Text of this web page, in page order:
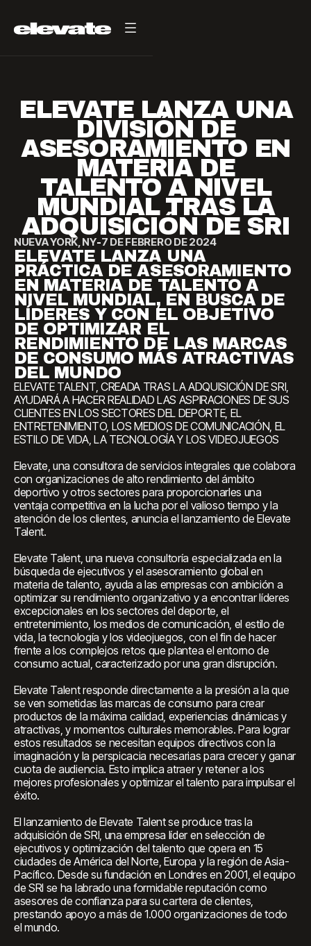
ELEVATE LANZA UNA
DIVISIÓN DE
ASESORAMIENTO EN
MATERIA DE
TALENTO A NIVEL
MUNDIAL TRAS LA
ADQUISICIÓN DE SRI
NUEVA YORK, NY-7 DE FEBRERO DE 2024
ELEVATE LANZA UNA
PRÁCTICA DE ASESORAMIENTO
EN MATERIA DE TALENTO A
NIVEL MUNDIAL, EN BUSCA DE
LÍDERES Y CON EL OBJETIVO
DE OPTIMIZAR EL
RENDIMIENTO DE LAS MARCAS
DE CONSUMO MÁS ATRACTIVAS
DEL MUNDO
ELEVATE TALENT, CREADA TRAS LA ADQUISICIÓN DE SRI,
AYUDARÁ A HACER REALIDAD LAS ASPIRACIONES DE SUS
CLIENTES EN LOS SECTORES DEL DEPORTE, EL
ENTRETENIMIENTO, LOS MEDIOS DE COMUNICACIÓN, EL
ESTILO DE VIDA, LA TECNOLOGÍA Y LOS VIDEOJUEGOS
Elevate, una consultora de servicios integrales que colabora
con organizaciones de alto rendimiento del ámbito
deportivo y otros sectores para proporcionarles una
ventaja competitiva en la lucha por el valioso tiempo y la
atención de los clientes, anuncia el lanzamiento de Elevate
Talent.
Elevate Talent, una nueva consultoría especializada en la
búsqueda de ejecutivos y el asesoramiento global en
materia de talento, ayuda a las empresas con ambición a
optimizar su rendimiento organizativo y a encontrar líderes
excepcionales en los sectores del deporte, el
entretenimiento, los medios de comunicación, el estilo de
vida, la tecnología y los videojuegos, con el fin de hacer
frente a los complejos retos que plantea el entorno de
consumo actual, caracterizado por una gran disrupción.
Elevate Talent responde directamente a la presión a la que
se ven sometidas las marcas de consumo para crear
productos de la máxima calidad, experiencias dinámicas y
atractivas, y momentos culturales memorables. Para lograr
estos resultados se necesitan equipos directivos con la
imaginación y la perspicacia necesarias para crecer y ganar
cuota de audiencia. Esto implica atraer y retener a los
mejores profesionales y optimizar el talento para impulsar el
éxito.
El lanzamiento de Elevate Talent se produce tras la
adquisición de SRI, una empresa líder en selección de
ejecutivos y optimización del talento que opera en 15
ciudades de América del Norte, Europa y la región de Asia-
Pacífico. Desde su fundación en Londres en 2001, el equipo
de SRI se ha labrado una formidable reputación como
asesores de confianza para su cartera de clientes,
prestando apoyo a más de 1.000 organizaciones de todo
el mundo.